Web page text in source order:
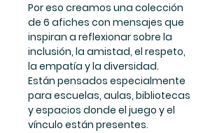
Por eso creamos una colección
de 6 afiches con mensajes que
inspiran a reflexionar sobre la
inclusión, la amistad, el respeto,
la empatía y la diversidad.
Están pensados especialmente
para escuelas, aulas, bibliotecas
y espacios donde el juego y el
vínculo están presentes.